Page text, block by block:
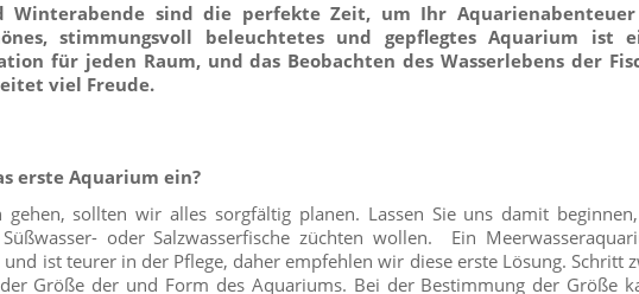
Winterabende sind die perfekte Zeit, um Ihr Aquarienabenteuer
stimmungsvoll beleuchtetes und gepflegtes Aquarium ist
für jeden Raum, und das Beobachten des Wasserlebens der
viel Freude.
erste Aquarium ein?
sollten wir alles sorgfältig planen. Lassen Sie uns damit
oder Salzwasserfische züchten wollen. Ein
ist teurer in der Pflege, daher empfehlen wir diese erste Lösung. Schritt
Größe der und Form des Aquariums. Bei der Bestimmung der Größe